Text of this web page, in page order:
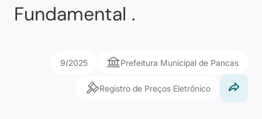
Fundamental .
9/2025 Prefeitura Municipal de Pancas
Registro de Preços Eletrônico